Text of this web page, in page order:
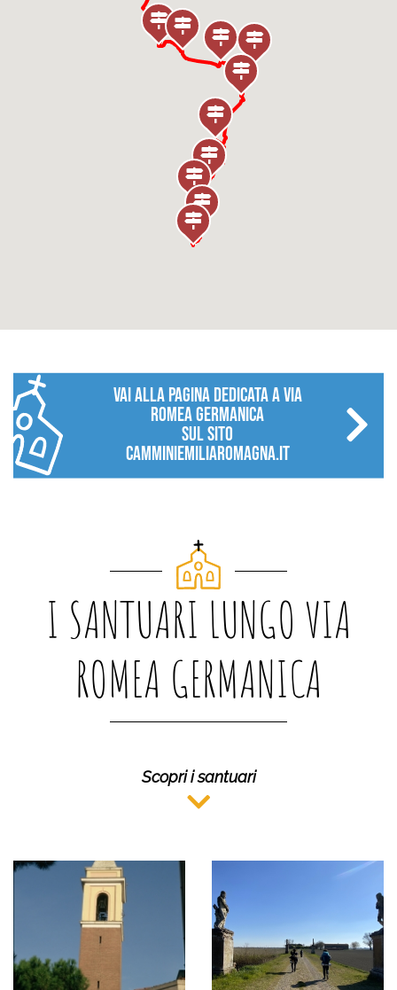
vai alla pagina dedicata a Via
Romea Germanica
sul sito
camminiemiliaromagna.it
I SANTUARI LUNGO VIA
ROMEA GERMANICA
Scopri i santuari
MUSEO CIVICO
ARGENTA